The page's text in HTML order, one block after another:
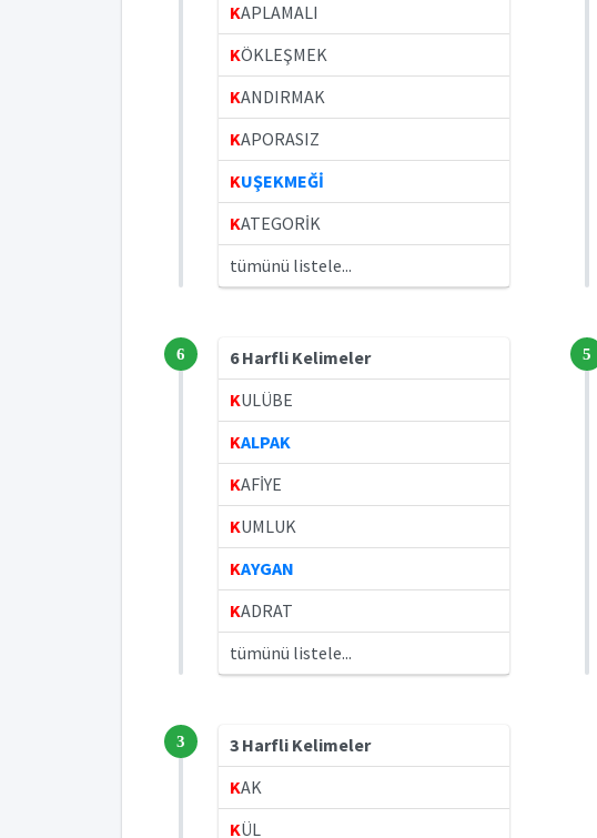
KAPLAMALI
KÖKLEŞMEK
KANDIRMAK
KAPORASIZ
KUŞEKMEĞİ
KATEGORİK
tümünü listele...
6
6 Harfli Kelimeler
KULÜBE
KALPAK
KAFİYE
KUMLUK
KAYGAN
KADRAT
tümünü listele...
5
3
3 Harfli Kelimeler
KAK
KÜL